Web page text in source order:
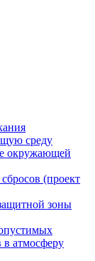
среду
окружающей
(проект
зоны
в атмосферу